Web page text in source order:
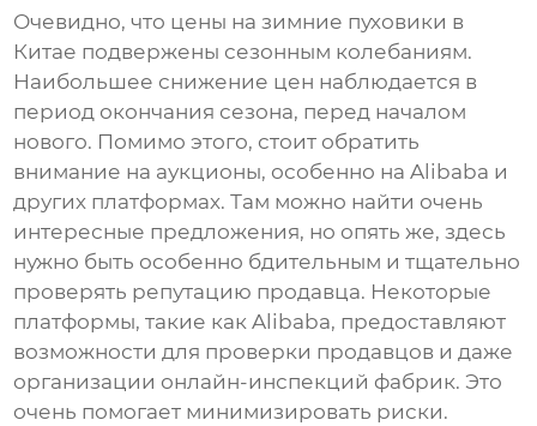
Очевидно, что цены назимние пуховики в
Китае подвержены сезонным колебаниям.
Наибольшее снижение цен наблюдается в
период окончания сезона, перед началом
нового. Помимо этого, стоит обратить
внимание на аукционы, особенно на Alibaba и
других платформах. Там можно найти очень
интересные предложения, но опять же, здесь
нужно быть особенно бдительным и тщательно
проверять репутацию продавца. Некоторые
платформы, такие как Alibaba, предоставляют
возможности для проверки продавцов и даже
организации онлайн-инспекций фабрик. Это
очень помогает минимизировать риски.